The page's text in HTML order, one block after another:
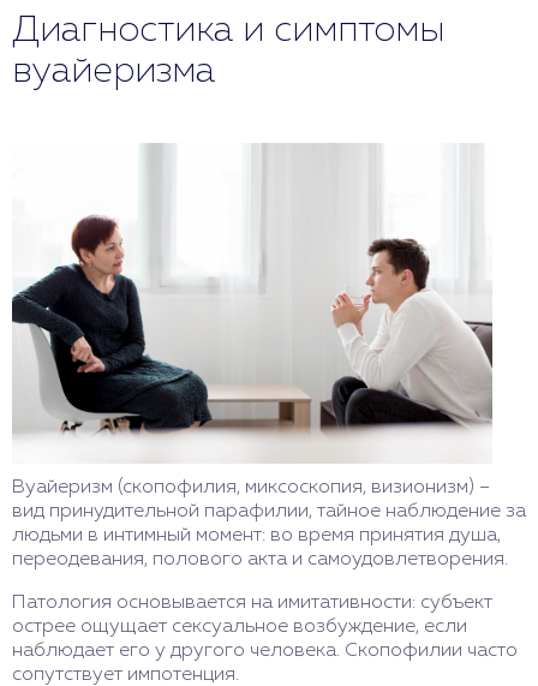
Диагностика и симптомы
вуайеризма
Вуайеризм (скопофилия, миксоскопия, визионизм) –
вид принудительной парафилии, тайное наблюдение за
людьми в интимный момент: во время принятия душа,
переодевания, полового акта и самоудовлетворения.
Патология основывается на имитативности: субъект
острее ощущает сексуальное возбуждение, если
наблюдает его у другого человека. Скопофилии часто
сопутствует импотенция.